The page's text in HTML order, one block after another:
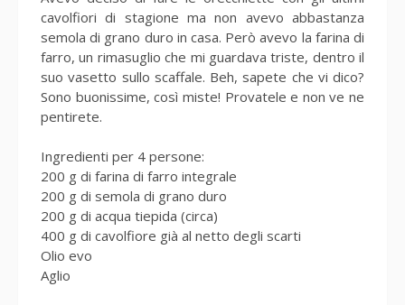
cavolfiori di stagione ma non avevo abbastanza
semola di grano duro in casa. Però avevo la farina di
farro, un rimasuglio che mi guardava triste, dentro il
suo vasetto sullo scaffale. Beh, sapete che vi dico?
Sono buonissime, così miste! Provatele e non ve ne
pentirete.
Ingredienti per 4 persone:
200 g di farina di farro integrale
200 g di semola di grano duro
200 g di acqua tiepida (circa)
400 g di cavolfiore già al netto degli scarti
Olio evo
Aglio